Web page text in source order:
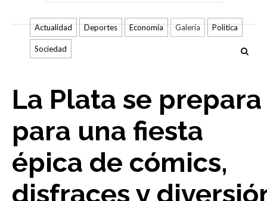
Actualidad Deportes Economía Galería Politica
Sociedad
La Plata se prepara
para una fiesta
épica de cómics,
disfraces y